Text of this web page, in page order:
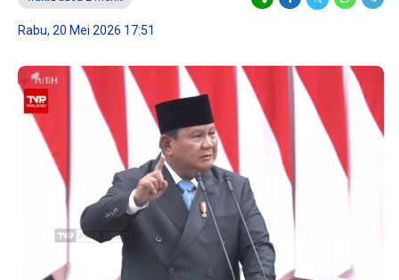
Rabu, 20 Mei 2026 17:51
1 tahun lalu
Banyak Gugatan di
Pilkada 2024, Legislator
Ragukan SDM Bawaslu
10 bulan lalu
KPU
Keputusan
Capres-